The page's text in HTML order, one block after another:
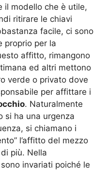
il modello che è utile,
ritirare le chiavi
facile, ci sono
proprio per la
affitto, rimangono
ed altri mettono
verde o privato dove
per affittare i
. Naturalmente
si ha una urgenza
si chiamano i
l’affitto del mezzo
più. Nella
invariati poiché le